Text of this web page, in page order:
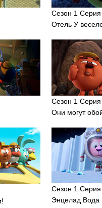
Сезон 1
Отель У
Сезон 1
Они могут
Сезон 1
Энцелад Вода